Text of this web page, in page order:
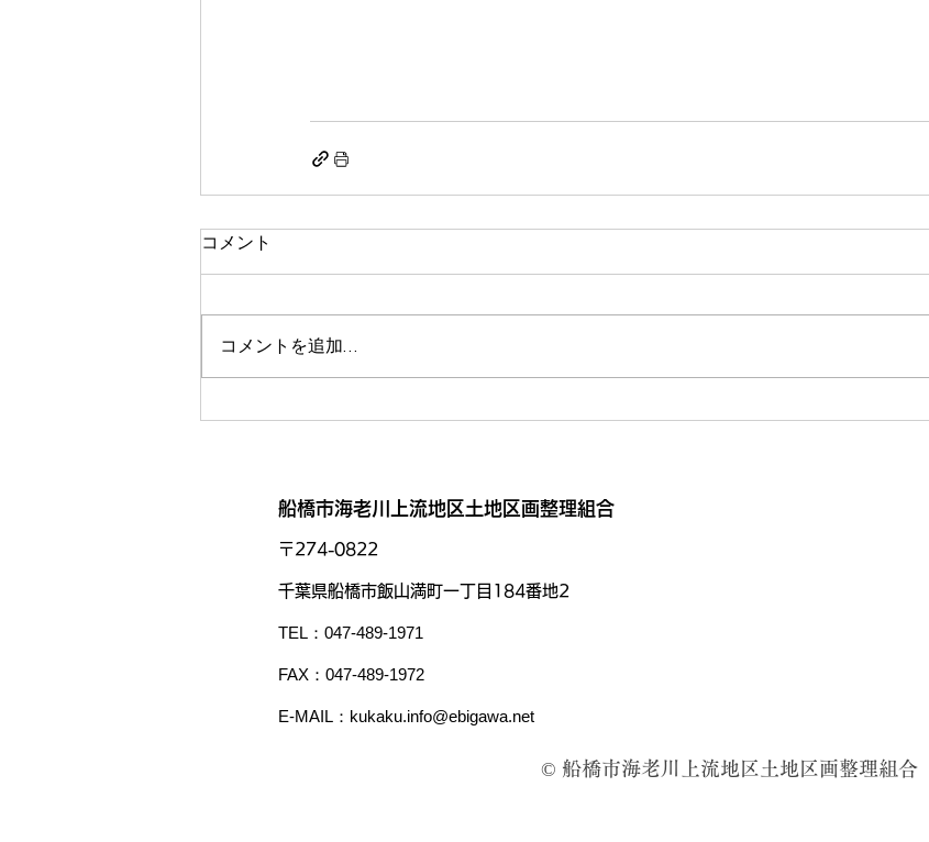
コメント
コメントを追加…
船橋市海老川上流地区土地区画整理組合
〒274-0822
千葉県船橋市飯山満町一丁目184番地2
TEL：047-489-1971
​FAX：047-489-1972
​​E-MAIL： kukaku.info@ebigawa.net
© 船橋市海老川上流地区土地区画整理組合